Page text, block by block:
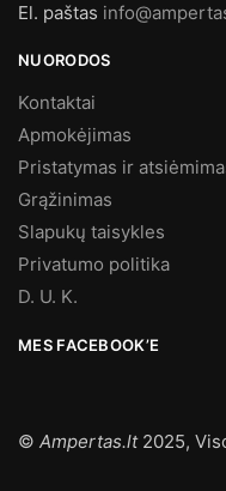
El. paštas
NUORODOS
Kontaktai
Apmokėjimas
Pristatymas ir
Grąžinimas
Slapukų taisykles
Privatumo politika
D. U. K.
MES FACEBOOK’E
© Ampertas.lt2025,